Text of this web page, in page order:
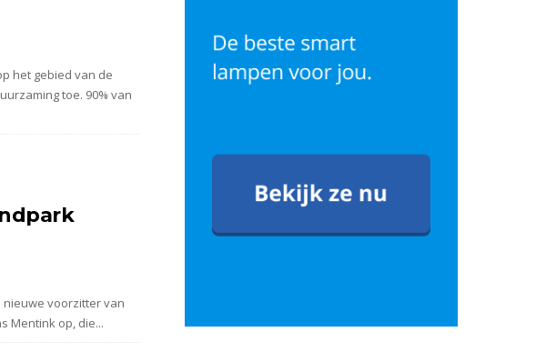
het gebied van de
toe. 90% van
voorzitter van
Mentink op, die...